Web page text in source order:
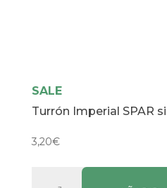
SALE
Turrón Imperial SPAR
3,20€